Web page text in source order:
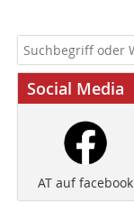
Social Media
AT auf facebook